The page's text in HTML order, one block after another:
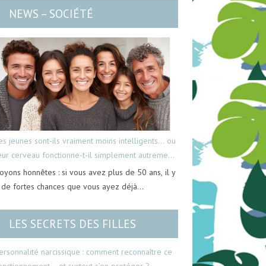
NEWS – SOCIÉTÉ
jeunes sont-ils vraiment moins intelligents… ou
cerveau fonctionne-t-il simplement autrement
honnêtes : si vous avez plus de 50 ans, il y
de fortes chances que vous ayez déjà…
LES SECRETS DES FILLES
narcissique : comment reconnaître ce